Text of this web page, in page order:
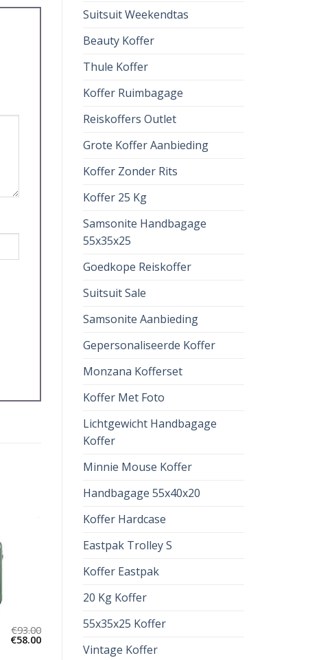
Suitsuit Weekendtas
Beauty Koffer
Thule Koffer
Koffer Ruimbagage
Reiskoffers Outlet
Grote Koffer Aanbieding
Koffer Zonder Rits
Koffer 25 Kg
Samsonite Handbagage
55x35x25
Goedkope Reiskoffer
Suitsuit Sale
Samsonite Aanbieding
Gepersonaliseerde Koffer
Monzana Kofferset
Koffer Met Foto
Lichtgewicht Handbagage
Koffer
Minnie Mouse Koffer
Handbagage 55x40x20
Koffer Hardcase
Eastpak Trolley S
Koffer Eastpak
20 Kg Koffer
55x35x25 Koffer
Vintage Koffer
€93.00
€58.00